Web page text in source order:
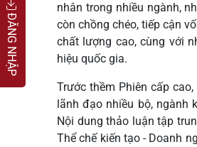
nhân trong nhiều ngành,
còn chồng chéo, tiếp cận
chất lượng cao, cùng với
hiệu quốc gia.
Trước thềm Phiên cấp
lãnh đạo nhiều bộ, ngành
Nội dung thảo luận tập
Thể chế kiến tạo - Doanh
ĐĂNG NHẬP